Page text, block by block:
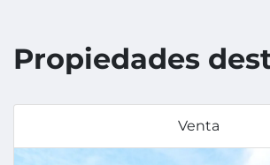
Propiedades
Venta